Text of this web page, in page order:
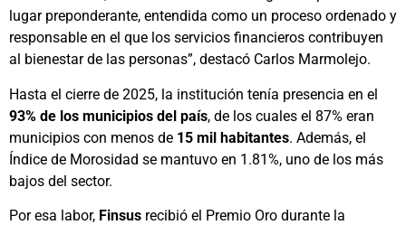
lugar preponderante, entendida como un proceso ordenado y
responsable en el que los servicios financieros contribuyen
al bienestar de las personas”, destacó Carlos Marmolejo.
Hasta el cierre de 2025, la institución tenía presencia en el
93% de los municipios del país, de los cuales el 87% eran
municipios con menos de 15 mil habitantes. Además, el
Índice de Morosidad se mantuvo en 1.81%, uno de los más
bajos del sector.
Por esa labor, Finsus recibió el Premio Oro durante la